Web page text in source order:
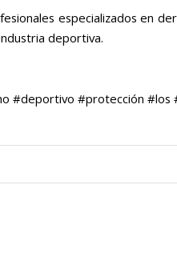
especializados en
deportiva.
#deportivo #protección #los